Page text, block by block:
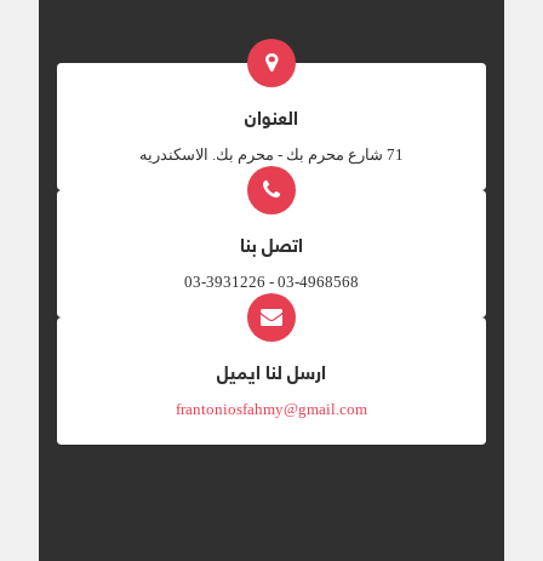
العنوان
‎71 شارع محرم بك - محرم بك. الاسكندريه
اتصل بنا
03-4968568 - 03-3931226
ارسل لنا ايميل
frantoniosfahmy@gmail.com